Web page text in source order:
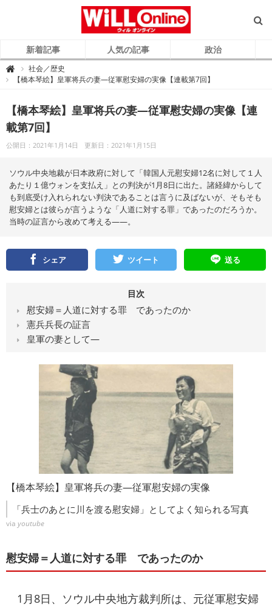
新着記事 人気の記事 政治

L
n
l
i
n
e
（
ウ
オ
ン
ラ
イ
ン
）
社会／歴史
【橋本琴絵】皇軍将兵の妻―従軍慰安婦の実像【連載第7回】
【橋本琴絵】皇軍将兵の妻―従軍慰安婦の実像【連
載第7回】
公開日：2021年1月14日 更新日：2021年1月15日
ソウル中央地裁が日本政府に対して「韓国人元慰安婦12名に対して１人
あたり１億ウォンを支払え」との判決が1月8日に出た。諸経緯からして
も到底受け入れられない判決であることは言うに及ばないが、そもそも
慰安婦とは彼らが言うような「人道に対する罪」であったのだろうか。
当時の証言から改めて考える――。
シェア ツイート 送る
目次
慰安婦＝人道に対する罪 であったのか
憲兵兵長の証言
皇軍の妻として―
【橋本琴絵】皇軍将兵の妻―従軍慰安婦の実像
「兵士のあとに川を渡る慰安婦」としてよく知られる写真
via youtube
慰安婦＝人道に対する罪 であったのか
1月8日、ソウル中央地方裁判所は、元従軍慰安婦